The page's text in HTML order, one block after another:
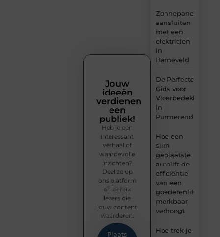
Zonnepanelen
aansluiten
met een
elektricien
in
Barneveld
De Perfecte
Gids voor
Vloerbedekking
in
Purmerend
Hoe een
slim
geplaatste
autolift de
efficiëntie
van een
goederenlift
merkbaar
verhoogt
Hoe trek je
Jouw
ideeën
verdienen
een
publiek!
Heb je een
interessant
verhaal of
waardevolle
inzichten?
Deel ze op
ons platform
en bereik
lezers die
jouw content
waarderen.
Plaats